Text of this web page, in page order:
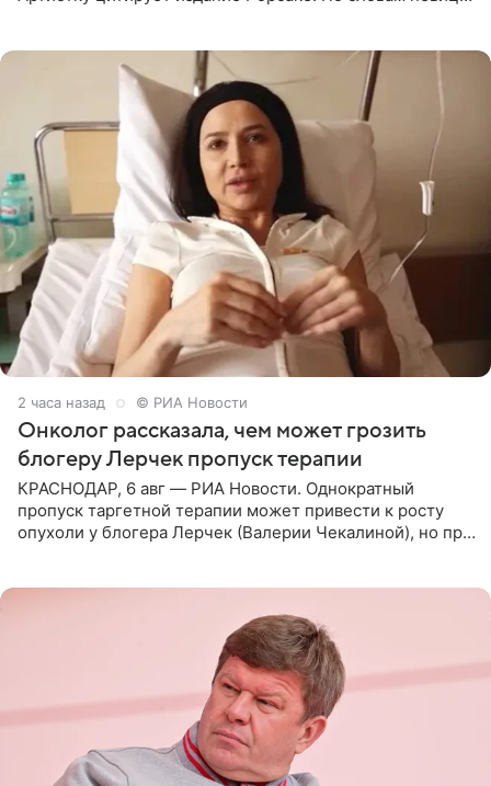
2 часа назад © РИА Новости
Онколог рассказала, чем может грозить
блогеру Лерчек пропуск терапии
КРАСНОДАР, 6 авг — РИА Новости. Однократный
пропуск таргетной терапии может привести к росту
опухоли у блогера Лерчек (Валерии Чекалиной), но при